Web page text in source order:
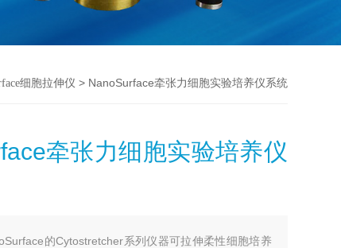
细胞拉伸仪 > NanoSurface牵张力细胞实验培养仪系统
牵张力细胞实验培养仪
的Cytostretcher系列仪器可拉伸柔性细胞培养